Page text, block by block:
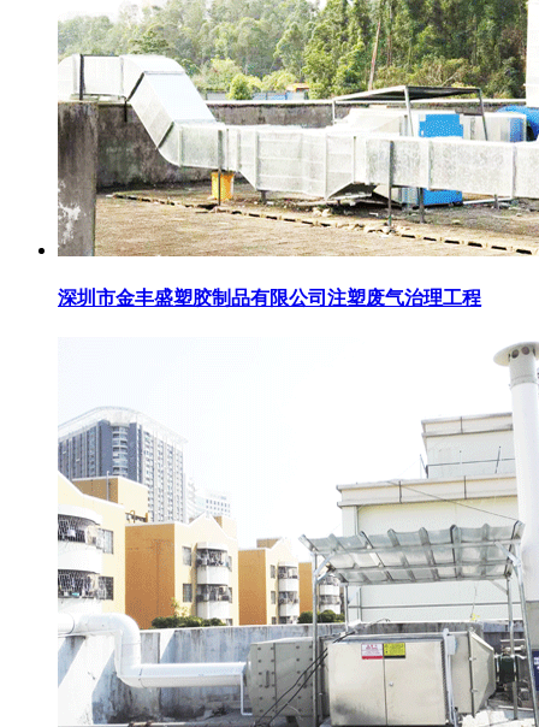
深圳市金丰盛塑胶制品有限公司注塑废气治理工程